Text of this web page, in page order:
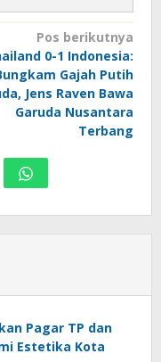
Pos berikutnya
0-1 Indonesia:
Gajah Putih
Jens Raven Bawa
Garuda Nusantara
Terbang
Pagar TP dan
Estetika Kota